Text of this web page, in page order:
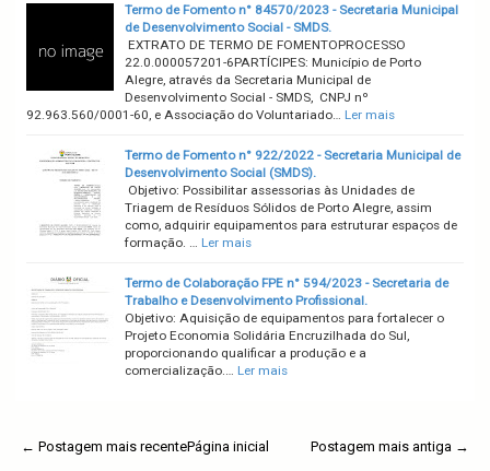
Termo de Fomento n° 84570/2023 - Secretaria Municipal
de Desenvolvimento Social - SMDS.
EXTRATO DE TERMO DE FOMENTOPROCESSO
22.0.000057201-6PARTÍCIPES: Município de Porto
Alegre, através da Secretaria Municipal de
Desenvolvimento Social - SMDS, CNPJ nº
92.963.560/0001-60, e Associação do Voluntariado…
Ler mais
Termo de Fomento n° 922/2022 - Secretaria Municipal de
Desenvolvimento Social (SMDS).
Objetivo: Possibilitar assessorias às Unidades de
Triagem de Resíduos Sólidos de Porto Alegre, assim
como, adquirir equipamentos para estruturar espaços de
formação. …
Ler mais
Termo de Colaboração FPE n° 594/2023 - Secretaria de
Trabalho e Desenvolvimento Profissional.
Objetivo: Aquisição de equipamentos para fortalecer o
Projeto Economia Solidária Encruzilhada do Sul,
proporcionando qualificar a produção e a
comercialização.…
Ler mais
← Postagem mais recente Postagem mais antiga →
Página inicial